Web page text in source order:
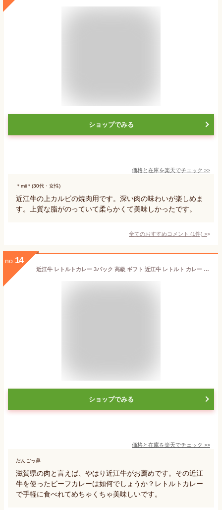
ショップでみる
価格と在庫を楽天でチェック >>
＊mii＊(30代・女性)
近江牛の上カルビの焼肉用です。深い肉の味わいが楽しめま
す。上質な脂がのっていて柔らかくて美味しかったです。
全てのおすすめコメント (1件) >
no. 14
近江牛 レトルトカレー 3パック 高級 ギフト 近江牛 レトルト カレー 送料無料 ご当地カレー 国産 黒毛和牛 滋賀県 コク プレゼント ギフト お祝い あす楽 防災 備蓄 備え 極上 和牛 お礼 グルメお店 味 高級レトルトカレー 近江牛カレー お土産 贈り物 おいしがうれしが db
ショップでみる
価格と在庫を楽天でチェック >>
だんごっ鼻
滋賀県の肉と言えば、やはり近江牛がお薦めです。その近江
牛を使ったビーフカレーは如何でしょうか？レトルトカレー
で手軽に食べれてめちゃくちゃ美味しいです。